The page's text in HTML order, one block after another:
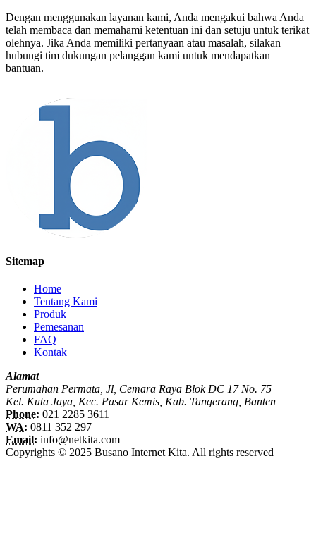
Dengan menggunakan layanan kami, Anda mengakui bahwa Anda
telah membaca dan memahami ketentuan ini dan setuju untuk terikat
olehnya. Jika Anda memiliki pertanyaan atau masalah, silakan
hubungi tim dukungan pelanggan kami untuk mendapatkan
bantuan.
Sitemap
Home
Tentang Kami
Produk
Pemesanan
FAQ
Kontak
Alamat
Perumahan Permata, Jl, Cemara Raya Blok DC 17 No. 75
Kel. Kuta Jaya, Kec. Pasar Kemis, Kab. Tangerang, Banten
Phone: 021 2285 3611
WA: 0811 352 297
Email: info@netkita.com
Copyrights © 2025 Busano Internet Kita. All rights reserved